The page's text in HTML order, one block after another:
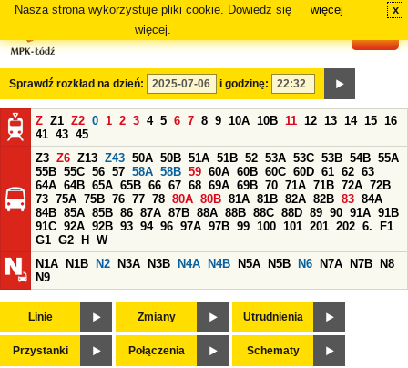
Nasza strona wykorzystuje pliki cookie. Dowiedz się
więcej.
więcej x
Sprawdź rozkład na dzień: i godzinę:
Z Z1 Z2 0 1 2 3 4 5 6 7 8 9 10A 10B 11 12 13 14 15 16
41 43 45
Z3 Z6 Z13 Z43 50A 50B 51A 51B 52 53A 53C 53B 54B 55A
55B 55C 56 57 58A 58B 59 60A 60B 60C 60D 61 62 63
64A 64B 65A 65B 66 67 68 69A 69B 70 71A 71B 72A 72B
73 75A 75B 76 77 78 80A 80B 81A 81B 82A 82B 83 84A
84B 85A 85B 86 87A 87B 88A 88B 88C 88D 89 90 91A 91B
91C 92A 92B 93 94 96 97A 97B 99 100 101 201 202 6.
F1
G1 G2 H
W
N1A
N1B N2 N3A N3B N4A N4B N5A N5B N6 N7A N7B
N8
N9
Linie Zmiany Utrudnienia
Przystanki Połączenia Schematy